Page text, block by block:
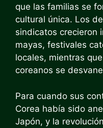
que las familias se
cultural única. Los
sindicatos crecieron
mayas, festivales
locales, mientras
coreanos se
Para cuando sus
Corea había sido
Japón, y la